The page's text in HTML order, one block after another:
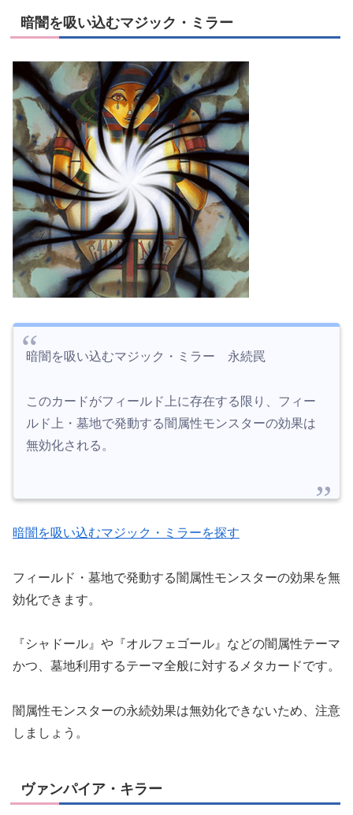
暗闇を吸い込むマジック・ミラー
暗闇を吸い込むマジック・ミラー 永続罠
このカードがフィールド上に存在する限り、フィー
ルド上・墓地で発動する闇属性モンスターの効果は
無効化される。
暗闇を吸い込むマジック・ミラーを探す
フィールド・墓地で発動する闇属性モンスターの効果を無
効化できます。
『シャドール』や『オルフェゴール』などの闇属性テーマ
かつ、墓地利用するテーマ全般に対するメタカードです。
闇属性モンスターの永続効果は無効化できないため、注意
しましょう。
ヴァンパイア・キラー